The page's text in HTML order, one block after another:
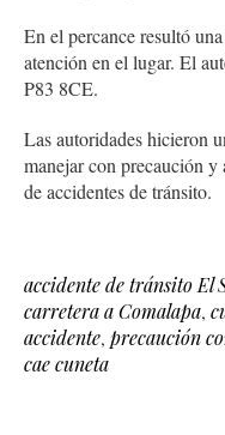
En el percance resultó
atención en el lugar. El
P83 8CE.
Las autoridades hicieron
manejar con precaución y
de accidentes de tránsito.
accidente de tránsito El
carretera a Comalapa,
accidente, precaución
cae cuneta